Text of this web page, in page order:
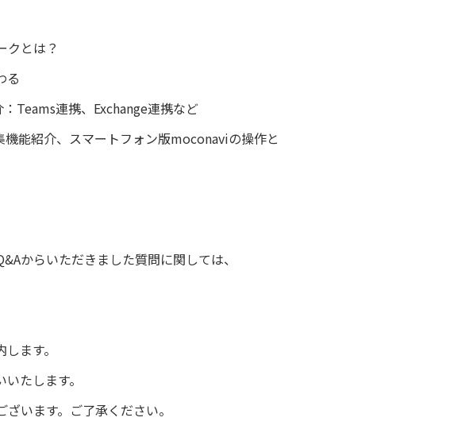
クとは？
る
Teams連携、Exchange連携など
能紹介、スマートフォン版moconaviの操作と
からいただきました質問に関しては、
ます。
たします。
います。ご了承ください。